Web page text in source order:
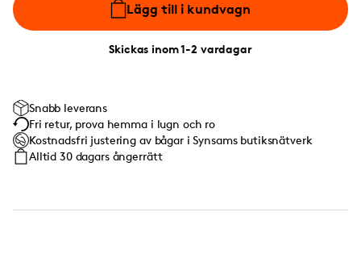
Lägg till i kundvagn
Skickas inom 1-2 vardagar
Snabb leverans
Fri retur, prova hemma i lugn och ro
Kostnadsfri justering av bågar i Synsams butiksnätverk
Alltid 30 dagars ångerrätt